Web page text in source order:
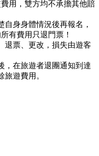
用，雙方均不承擔其他賠
身身體情況後再報名，
有費用只退門票！
退票、更改，損失由遊客
，在旅遊者退團通知到達
旅遊費用。